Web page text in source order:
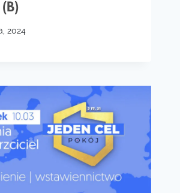
(B)
2024